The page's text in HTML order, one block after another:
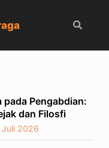
pada Pengabdian:
dan Filosfi
Juli 2026